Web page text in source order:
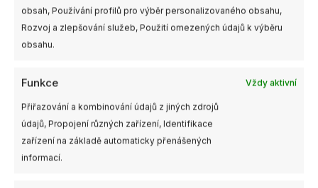
obsah, Používání profilů pro výběr personalizovaného obsahu,
Rozvoj a zlepšování služeb, Použití omezených údajů k výběru
obsahu.
Funkce Vždy aktivní
Přiřazování a kombinování údajů z jiných zdrojů
údajů, Propojení různých zařízení, Identifikace
zařízení na základě automaticky přenášených
informací.
Související produkty
Tento
produkt
více
Tento
Možnosti
vybrat